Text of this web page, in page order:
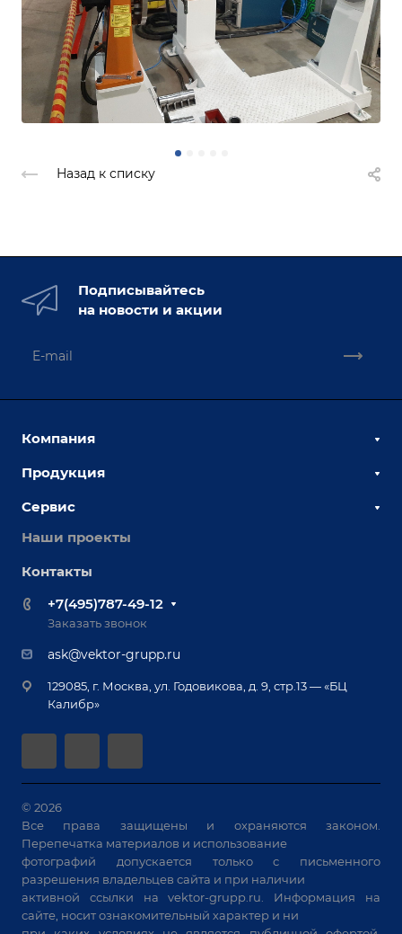
Назад к списку
Подписывайтесь
на новости и акции
Компания
О компании
Выставки и мероприятия
Вопрос ответ
Реквизиты
Документы
Продукция
Сборочно-сварочные столы
Оснастка для сварочных столов
Оборудование для приварки крепежа
Приварной крепеж
Специализированные решения для сварки
Позиционеры и вращатели
Машины контактной сварки
Универсальные зажимы
Системы аспирации
Станки лазерной резки
Решения для учебных заведений
Сервис
Сервисное обслуживание
Обучение
Лизинг
Гарантия
автоматизации
Наши проекты
Контакты
+7(495)787-49-12
Заказать звонок
ask@vektor-grupp.ru
129085, г. Москва, ул. Годовикова, д. 9, стр.13 — «БЦ
Калибр»
© 2026
Все права защищены и охраняются законом.
Перепечатка материалов и использование
фотографий допускается только с письменного
разрешения владельцев сайта и при наличии
активной ссылки наvektor-grupp.ru. Информация на
сайте, носит ознакомительный характер и ни